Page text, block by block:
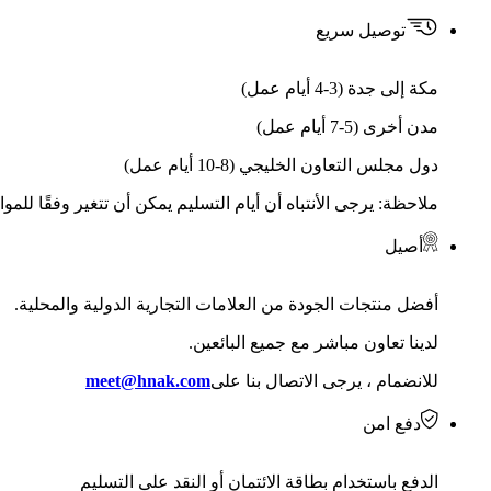
توصيل سريع
مكة إلى جدة (3-4 أيام عمل)
مدن أخرى (5-7 أيام عمل)
دول مجلس التعاون الخليجي (8-10 أيام عمل)
ملاحظة: يرجى الأنتباه أن أيام التسليم يمكن أن تتغير وفقًا
أصيل
أفضل منتجات الجودة من العلامات التجارية الدولية والمحلية.
لدينا تعاون مباشر مع جميع البائعين.
للانضمام ، يرجى الاتصال بنا علىmeet@hnak.com
دفع امن
الدفع باستخدام بطاقة الائتمان أو النقد على التسليم